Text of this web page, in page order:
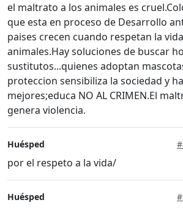
el maltrato a los animales es
que esta en proceso de Desarrollo
paises crecen cuando respetan la
animales.Hay soluciones de buscar
sustitutos...quienes adoptan
proteccion sensibiliza la sociedad y
mejores;educa NO AL CRIMEN.El
genera violencia.
Huésped
por el respeto a la vida/
Huésped